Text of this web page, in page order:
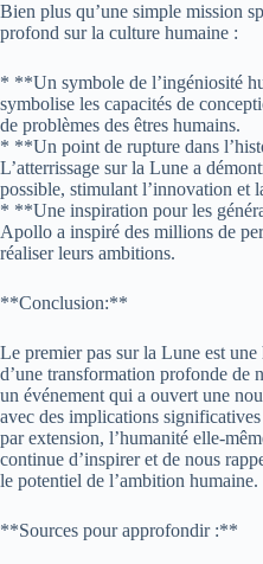
Bien plus qu’une simple mission
profond sur la culture humaine :
* **Un symbole de l’ingéniosité
symbolise les capacités de
de problèmes des êtres humains.
* **Un point de rupture dans
L’atterrissage sur la Lune a
possible, stimulant l’innovation et
* **Une inspiration pour les
Apollo a inspiré des millions de
réaliser leurs ambitions.
**Conclusion:**
Le premier pas sur la Lune est
d’une transformation profonde de
un événement qui a ouvert une
avec des implications
par extension, l’humanité elle-
continue d’inspirer et de nous
le potentiel de l’ambition humaine.
**Sources pour approfondir :**